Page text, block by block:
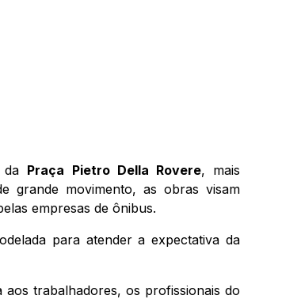
da Praça Pietro Della Rovere, mais
grande movimento, as obras visam
empresas de ônibus.
para atender a expectativa da
trabalhadores, os profissionais do